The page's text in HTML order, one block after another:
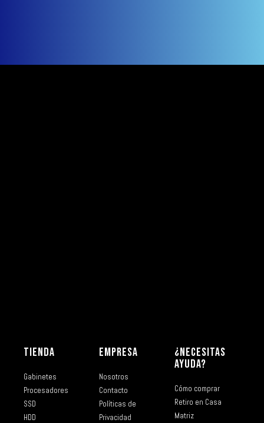
TIENDA
Gabinetes
Procesadores
SSD
HDD
EMPRESA
Nosotros
Contacto
Políticas de
Privacidad
¿NECESITAS
AYUDA?
Cómo comprar
Retiro en Casa
Matriz